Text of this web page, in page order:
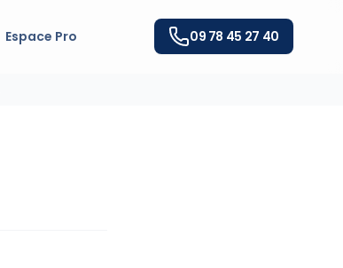
Espace Pro 09 78 45 27 40